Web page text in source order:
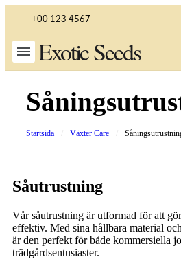
+00 123 4567
Exotic Seeds
Startsida Växter Care
Såutrustning
Vår såutrustning är utformad för att
effektiv. Med sina hållbara material
är den perfekt för både kommersiella
trädgårdsentusiaster.